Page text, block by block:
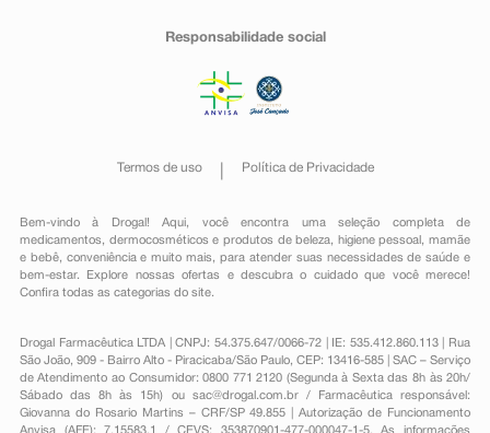
Responsabilidade social
Termos de uso Política de Privacidade
Bem-vindo à Drogal! Aqui, você encontra uma seleção completa de
medicamentos , dermocosméticos e produtos de beleza, higiene pessoal ,mamãe
e bebê, conveniênciae muito mais, para atender suas necessidades de saúde e
bem-estar. Explore nossas ofertas e descubra o cuidado que você merece!
Confira todas as categorias do site.
Drogal Farmacêutica LTDA | CNPJ: 54.375.647/0066-72 | IE: 535.412.860.113 | Rua
São João, 909 - Bairro Alto - Piracicaba/São Paulo, CEP: 13416-585 | SAC – Serviço
de Atendimento ao Consumidor: 0800 771 2120 (Segunda à Sexta das 8h às 20h/
Sábado das 8h às 15h) ou sac@drogal.com.br/ Farmacêutica responsável:
Giovanna do Rosario Martins – CRF/SP 49.855 | Autorização de Funcionamento
Anvisa (AFE): 7.15583.1 / CEVS: 353870901-477-000047-1-5. As informações